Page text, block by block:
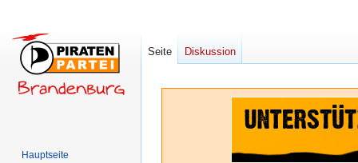
Seite Diskussion
Hauptseite